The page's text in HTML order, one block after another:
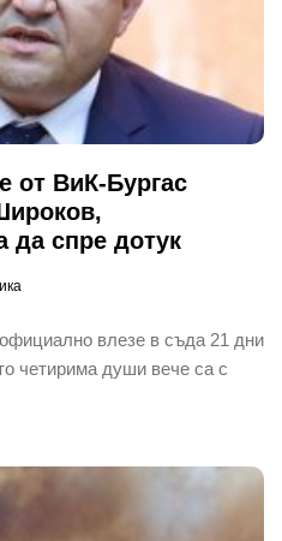
от ВиК-Бургас
да спре дотук
влезе в съда 21 дни
четирима души вече са с